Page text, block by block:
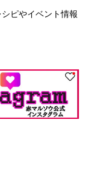
ピやイベント情報